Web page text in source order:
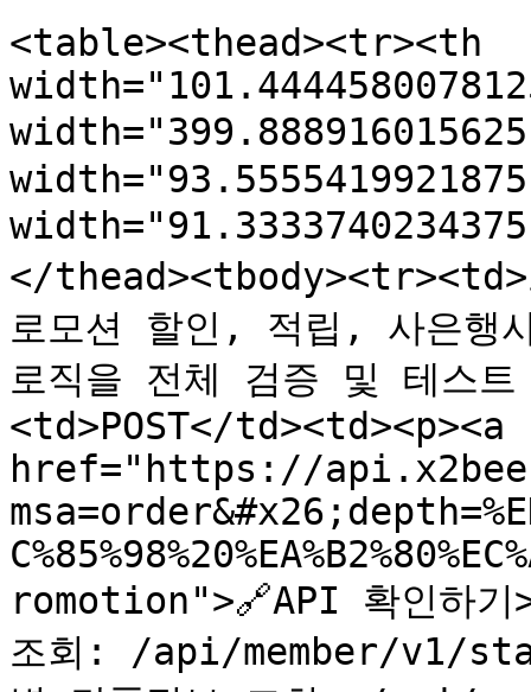
<table><thead><tr><th
</thead><tbody><tr><td>
로모션 할인, 적립, 사은행
로직을 전체 검증 및 테스
<td>POST</td><td><p><a
href="https://
romotion">🔗API 확인하기
조회: /api/member/v1/